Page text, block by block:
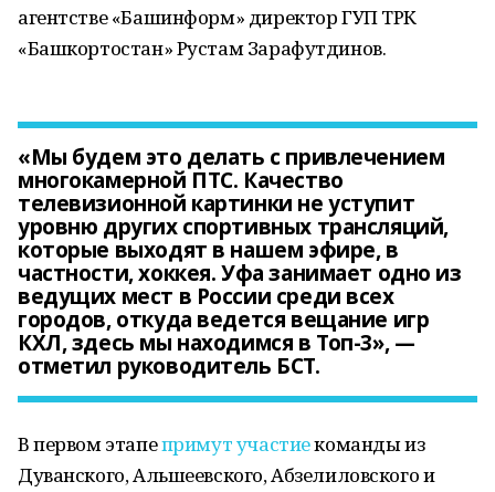
агентстве «Башинформ» директор ГУП ТРК
«Башкортостан» Рустам Зарафутдинов.
«Мы будем это делать с привлечением
многокамерной ПТС. Качество
телевизионной картинки не уступит
уровню других спортивных трансляций,
которые выходят в нашем эфире, в
частности, хоккея. Уфа занимает одно из
ведущих мест в России среди всех
городов, откуда ведется вещание игр
КХЛ, здесь мы находимся в Топ-3», —
отметил руководитель БСТ.
В первом этапепримут участиекоманды из
Дуванского, Альшеевского, Абзелиловского и